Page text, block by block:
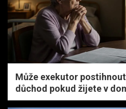
Může exekutor
důchod pokud žijete v